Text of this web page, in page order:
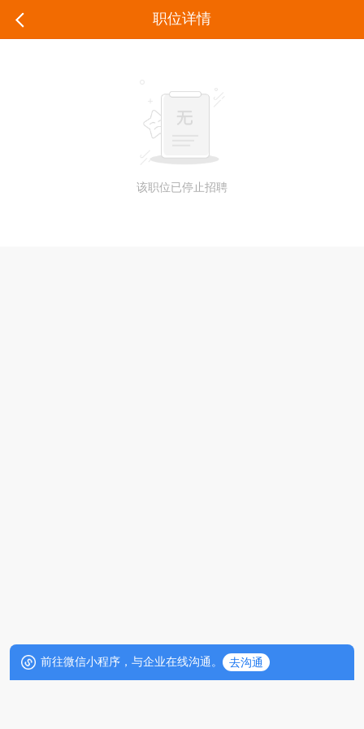
职位详情
该职位已停止招聘
前往微信小程序，与企业在线沟通。 去沟通